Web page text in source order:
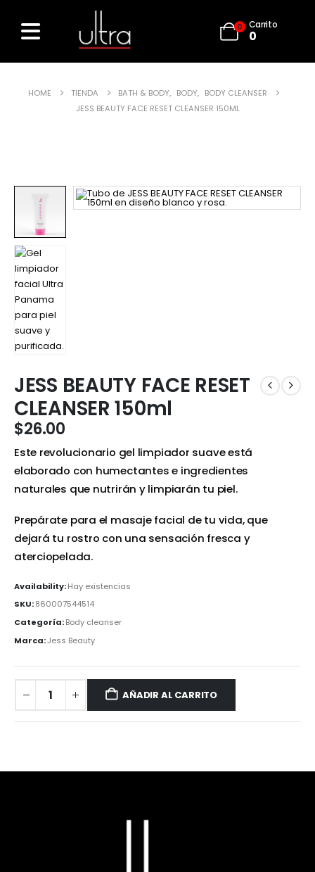
0 Carrito
0
HOME TIENDA BATH & BODY, BODY, BODY CLEANSER
JESS BEAUTY FACE RESET CLEANSER 150ML
JESS BEAUTY FACE RESET
CLEANSER 150ml
$26.00
Este revolucionario gel limpiador suave está
elaborado con humectantes e ingredientes
naturales que nutrirán y limpiarán tu piel.
Prepárate para el masaje facial de tu vida, que
dejará tu rostro con una sensación fresca y
aterciopelada.
Availability:Hay existencias
SKU:860007544514
Categoría:Body cleanser
Marca:Jess Beauty
AÑADIR AL CARRITO